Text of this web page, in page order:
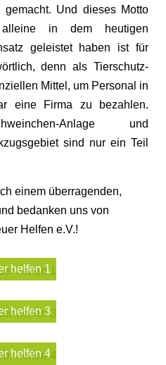
gemacht. Und dieses Motto
in dem heutigen
geleistet haben ist für
denn als Tierschutz-
Mittel, um Personal in
eine Firma zu bezahlen.
Anlage und
sind nur ein Teil
einem überragenden,
bedanken uns von
Helfen e.V.!
helfen 1
helfen 3
helfen 4